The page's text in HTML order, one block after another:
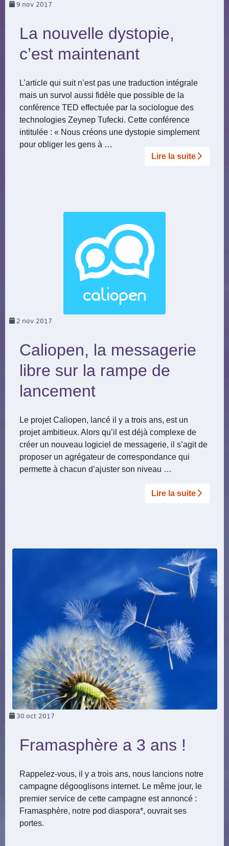
9 nov 2017
La nouvelle dystopie,
c’est maintenant
L’article qui suit n’est pas une traduction intégrale
mais un survol aussi fidèle que possible de la
conférence TED effectuée par la sociologue des
technologies Zeynep Tufecki. Cette conférence
intitulée : « Nous créons une dystopie simplement
pour obliger les gens à …
Lire la suite­­
2 nov 2017
Caliopen, la messagerie
libre sur la rampe de
lancement
Le projet Caliopen, lancé il y a trois ans, est un
projet ambitieux. Alors qu’il est déjà complexe de
créer un nouveau logiciel de messagerie, il s’agit de
proposer un agrégateur de correspondance qui
permette à chacun d’ajuster son niveau …
Lire la suite­­
30 oct 2017
Framasphère a 3 ans !
Rappelez-vous, il y a trois ans, nous lancions notre
campagne dégooglisons internet. Le même jour, le
premier service de cette campagne est annoncé :
Framasphère, notre pod diaspora*, ouvrait ses
portes.